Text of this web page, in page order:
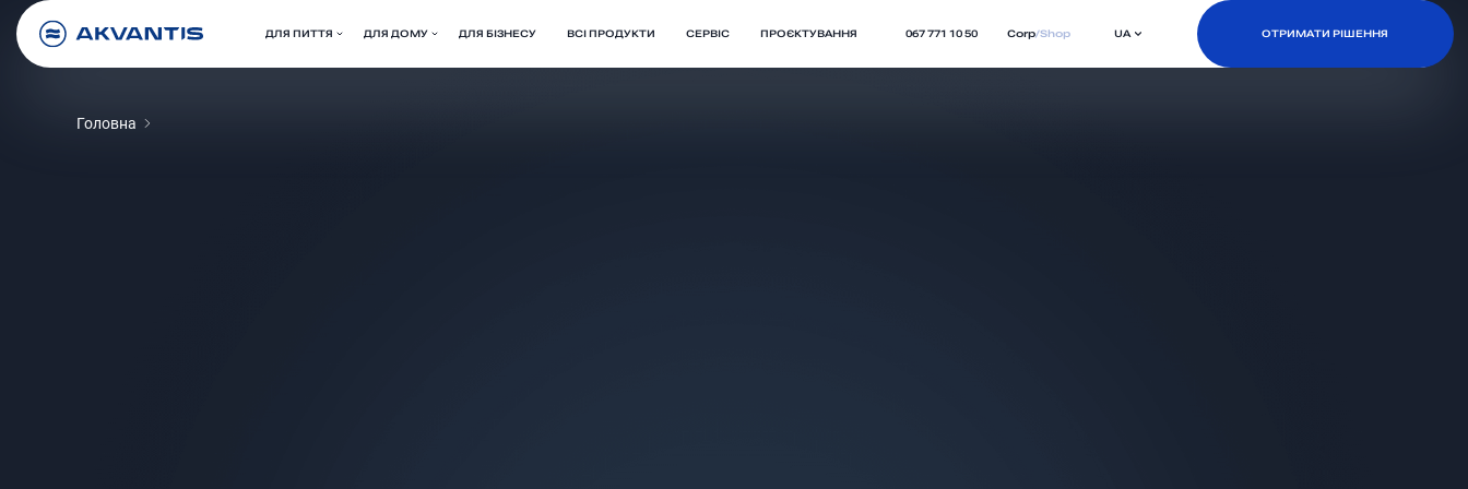
ДЛЯ ПИТТЯ ДЛЯ ДОМУ ДЛЯ БІЗНЕСУ ВСІ ПРОДУКТИ СЕРВІС ПРОЄКТУВАННЯ 067 771 10 50 Corp/Shop UA ОТРИМАТИ РІШЕННЯ
Головна